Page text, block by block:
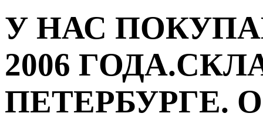
У НАС
2006
ПЕТЕРБУРГЕ.